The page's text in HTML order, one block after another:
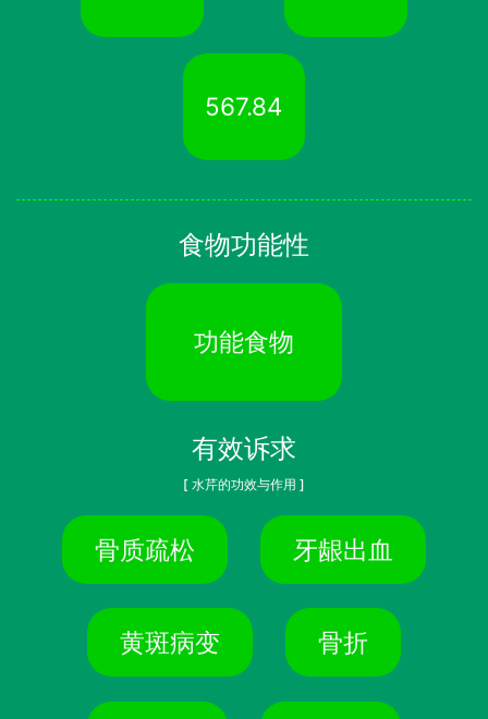
567.84
食物功能性
功能食物
有效诉求
[ 水芹的功效与作用 ]
骨质疏松 牙龈出血
黄斑病变 骨折